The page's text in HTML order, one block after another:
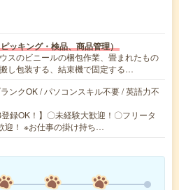
ッキング・検品、商品管理）
スのビニールの梱包作業、畳まれたもの
し包装する、結束機で固定する…
ンクOK / パソコンスキル不要 / 英語力不
登録OK！】〇未経験大歓迎！〇フリータ
！ ※お仕事の掛け持ち…